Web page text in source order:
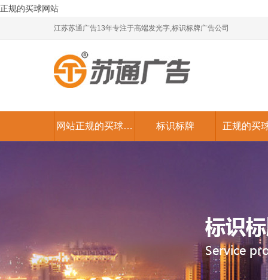
正规的买球网站
江苏苏通广告13年专注于高端发光字,标识标牌广告公司
网站正规的买球网 标识标牌 正规的买